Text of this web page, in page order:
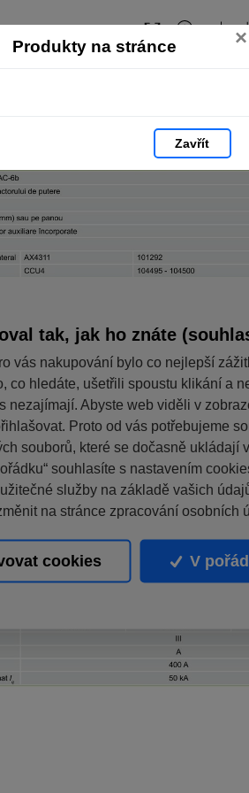
Produkty na stránce ×
Zavřít
strana 196
tak, jak ho znáte
vás nakupování bylo co nejlepší
co hledáte, ušetřili spoustu klikání a
nezajímají. Abyste web viděli v
Proto od vás potřebujeme
souborů, které se dočasně ukládají
souhlasíte s nastavením
služby na základě vašich
na stránce zpracování osobních
cookies V